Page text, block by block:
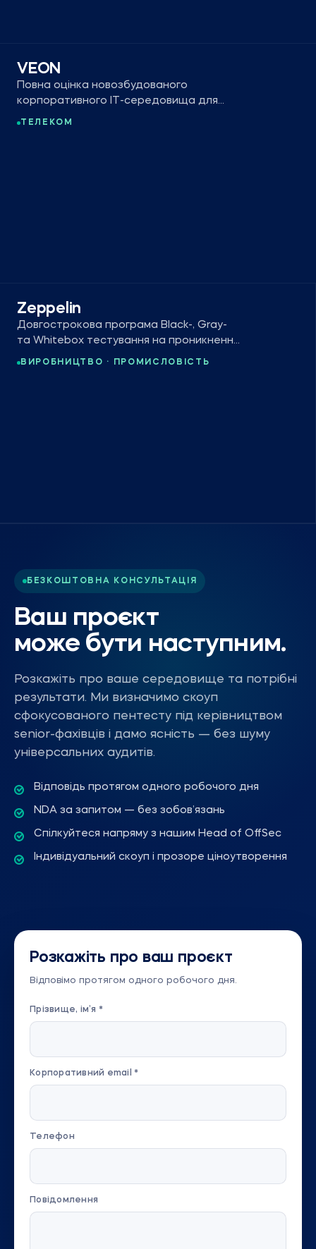
VEON
Повна оцінка новозбудованого
корпоративного ІТ-середовища для
мобільного оператора, що обслуговує
ТЕЛЕКОМ
Zeppelin
Довгострокова програма Black-, Gray-
та Whitebox тестування на проникнення
для дилера Caterpillar і глобальної
ВИРОБНИЦТВО · ПРОМИСЛОВІСТЬ
БЕЗКОШТОВНА КОНСУЛЬТАЦІЯ
Ваш проєкт
може бути наступним.
Розкажіть про ваше середовище та потрібні
результати. Ми визначимо скоуп
сфокусованого пентесту під керівництвом
senior-фахівців і дамо ясність — без шуму
універсальних аудитів.
Відповідь протягом одного робочого дня
NDA за запитом — без зобов’язань
Спілкуйтеся напряму з нашим Head of OffSec
Індивідуальний скоуп і прозоре ціноутворення
Розкажіть про ваш проєкт
Відповімо протягом одного робочого дня.
Прізвище, ім’я *
Корпоративний email *
Телефон
Повідомлення